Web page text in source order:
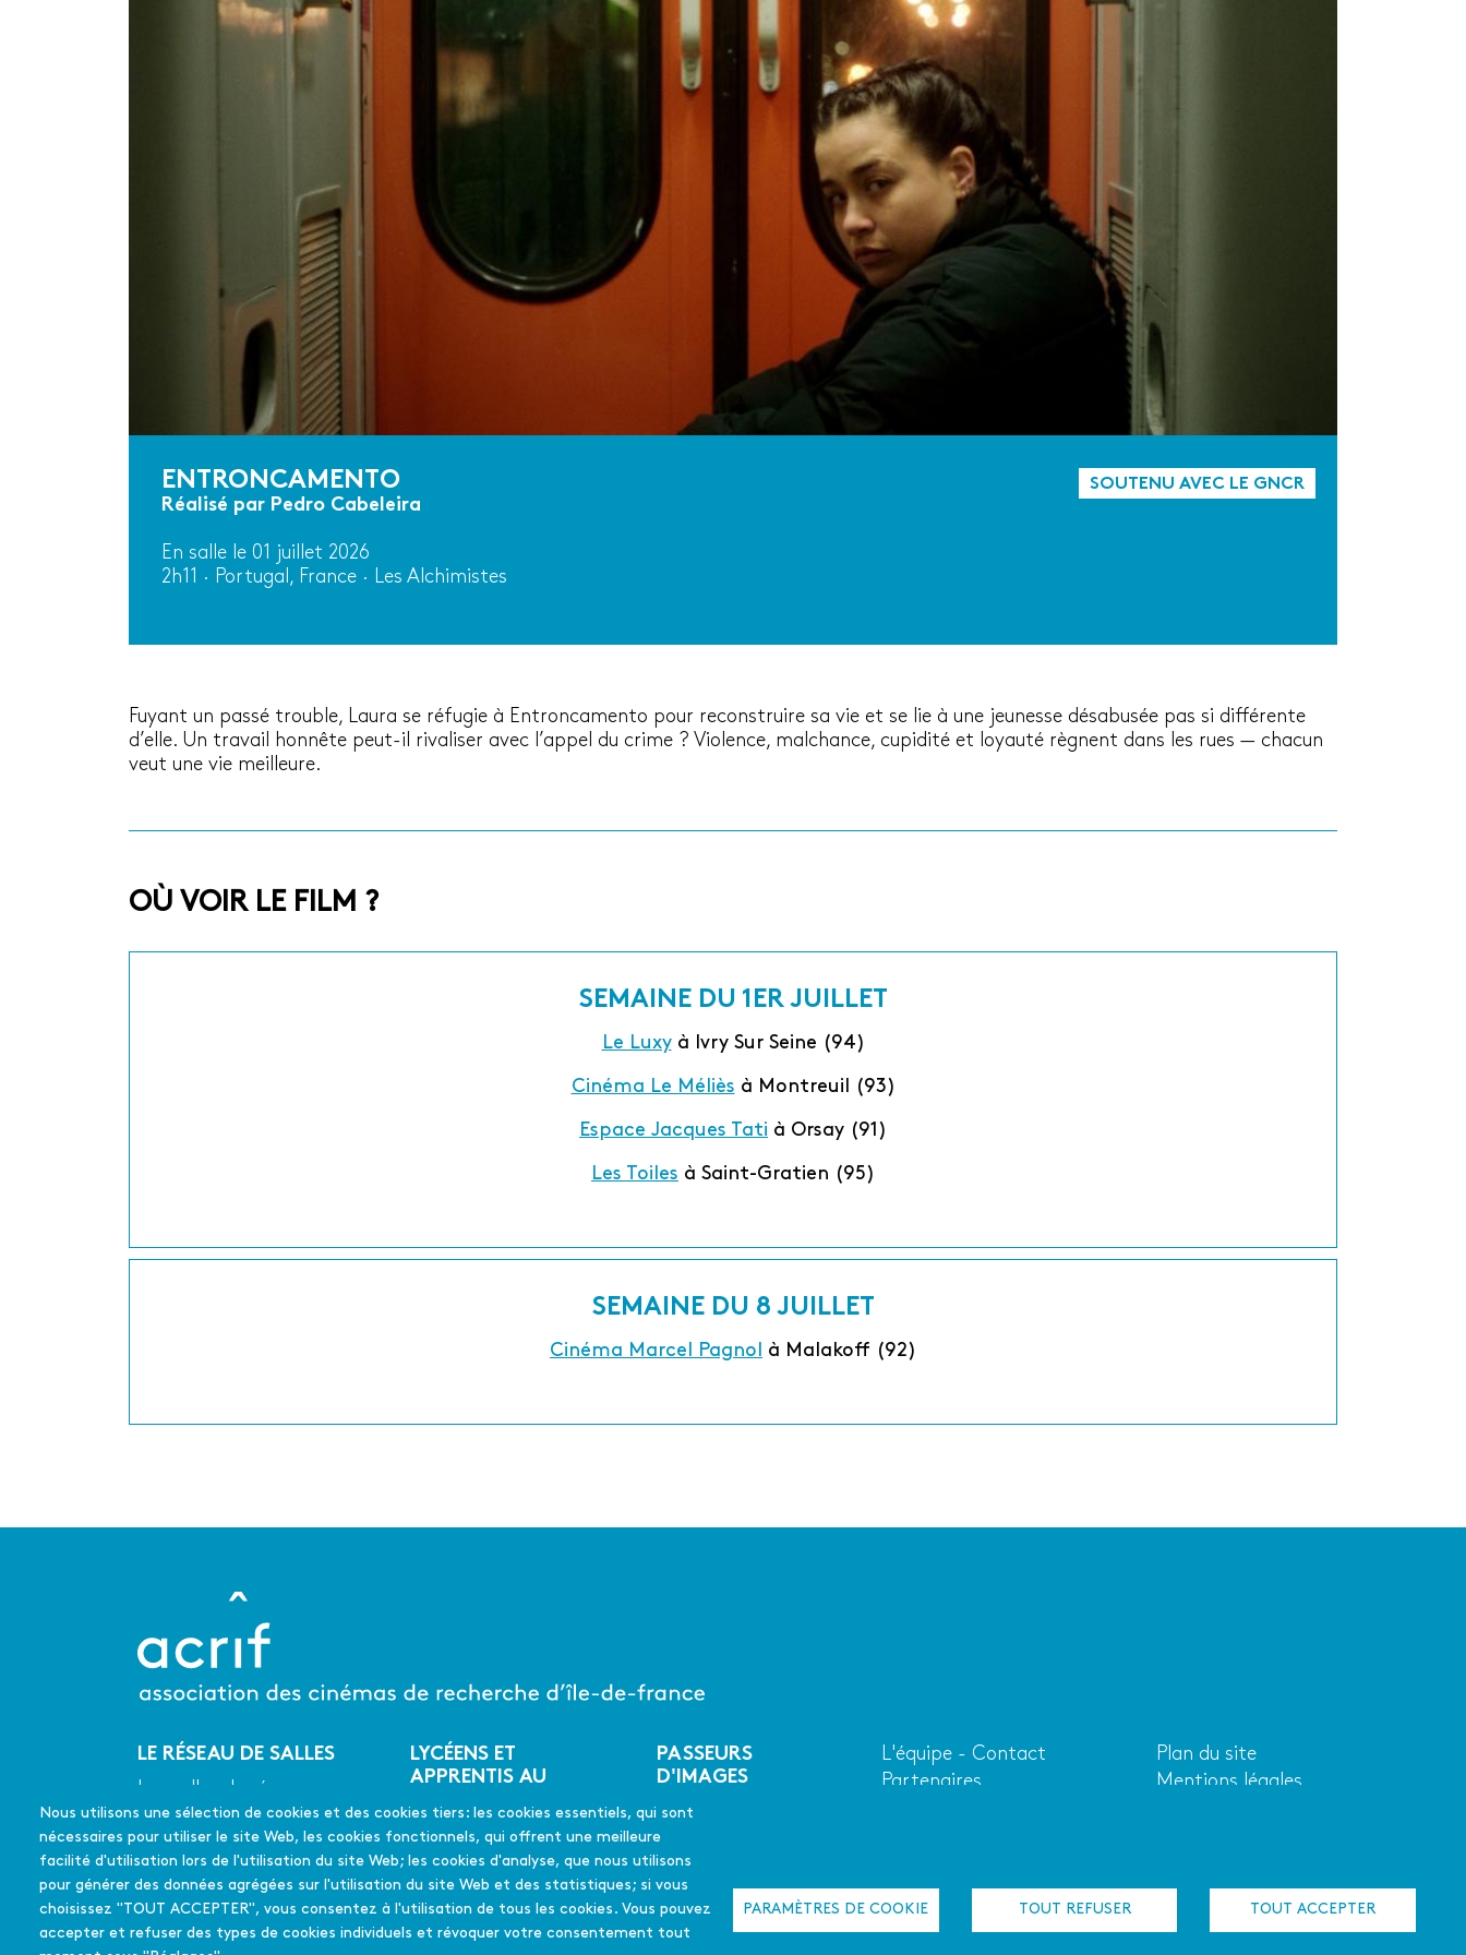
ENTRONCAMENTO
Réalisé par Pedro Cabeleira
En salle le 01 juillet 2026
2h11 · Portugal, France · Les Alchimistes
SOUTENU AVEC LE GNCR
Fuyant un passé trouble, Laura se réfugie à Entroncamento pour reconstruire sa vie et se lie à une jeunesse désabusée pas si différente
d’elle. Un travail honnête peut-il rivaliser avec l’appel du crime ? Violence, malchance, cupidité et loyauté règnent dans les rues — chacun
veut une vie meilleure.
OÙ VOIR LE FILM ?
SEMAINE DU 1ER JUILLET
Le Luxyà Ivry Sur Seine (94)
Cinéma Le Méliès à Montreuil (93)
Espace Jacques Tati à Orsay (91)
Les Toiles à Saint-Gratien (95)
SEMAINE DU 8 JUILLET
Cinéma Marcel Pagnol à Malakoff (92)
Nous utilisons une sélection de cookies et des cookies tiers: les cookies essentiels, qui sont
nécessaires pour utiliser le site Web, les cookies fonctionnels, qui offrent une meilleure
facilité d'utilisation lors de l'utilisation du site Web; les cookies d'analyse, que nous utilisons
pour générer des données agrégées sur l'utilisation du site Web et des statistiques; si vous
choisissez "TOUT ACCEPTER", vous consentez à l'utilisation de tous les cookies. Vous pouvez
accepter et refuser des types de cookies individuels et révoquer votre consentement tout
PARAMÈTRES DE COOKIE TOUT REFUSER TOUT ACCEPTER
Menu
pied
de
page
LE RÉSEAU DE SALLES
Les salles du réseau
Les coups de coeur
Les films soutenus
LYCÉENS ET
APPRENTIS AU
En quelques mots
Mode d'emploi
FAQ
Édition 2025-26
PASSEURS
D'IMAGES
En quelques mots
La déclinaison
francilienne
Appel à projet
L'été culturel
Menu
L'équipe - Contact
Partenaires
Liens
Plan du site
Mentions légales